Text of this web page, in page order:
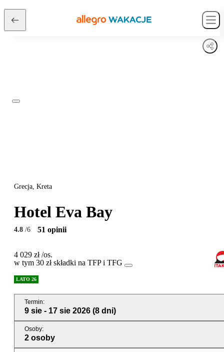
Grecja, Kreta
Hotel Eva Bay
4.8 /6 51 opinii
4 029 zł/os.
w tym 30 zł składki na TFP i TFG
LATO 26
Termin:
9 sie - 17 sie 2026 (8 dni)
Osoby:
2 osoby